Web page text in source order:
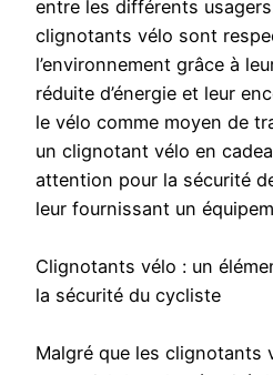
entre les différents
clignotants vélo sont
l’environnement grâce à
réduite d’énergie et leur
le vélo comme moyen de
un clignotant vélo en
attention pour la sécurité
leur fournissant un
Clignotants vélo : un
la sécurité du cycliste
Malgré que les clignotants